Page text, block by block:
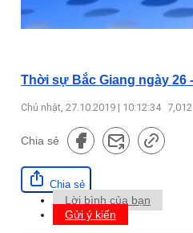
Thời sự Bắc Giang ngày 26
Chủ nhật, 27.10.2019 | 10:12:34 7,012
Chia sẻ
Chia sẻ
Lời bình của bạn
Gửi ý kiến